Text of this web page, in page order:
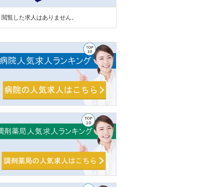
閲覧した求人はありません。